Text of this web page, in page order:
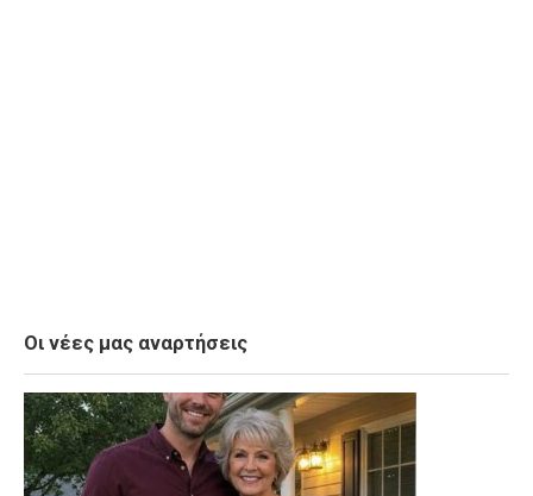
Οι νέες μας αναρτήσεις